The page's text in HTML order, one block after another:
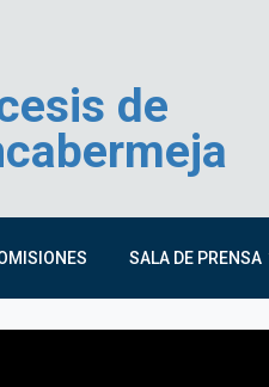
de
SALA DE PRENSA